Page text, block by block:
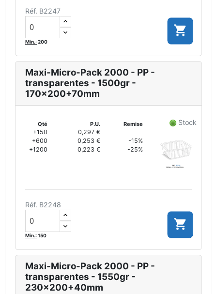
Réf. B2247
Min.:200

Maxi-Micro-Pack 2000 - PP -
transparentes - 1500gr -
170x200+70mm
Qté P.U. Remise
+150
0,297 €
+600
0,253 €
-15%
+1200
0,223 € -25%
Stock
Réf. B2248
Min.:150

Maxi-Micro-Pack 2000 - PP -
transparentes - 1550gr -
230x200+40mm